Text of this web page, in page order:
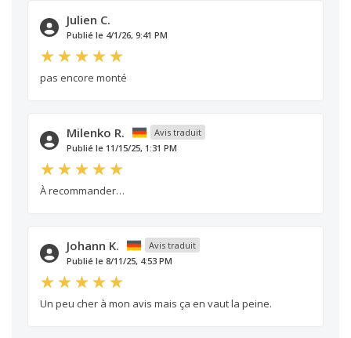
Julien C.
Publié le 4/1/26, 9:41 PM
pas encore monté
Milenko R.
Avis traduit
Publié le 11/15/25, 1:31 PM
À recommander…
Johann K.
Avis traduit
Publié le 8/11/25, 4:53 PM
Un peu cher à mon avis mais ça en vaut la peine.